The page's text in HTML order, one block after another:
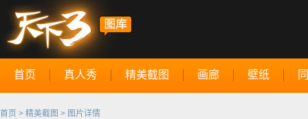
首页 真人秀 精美截图 画廊 壁纸
首页 > 精美截图 > 图片详情